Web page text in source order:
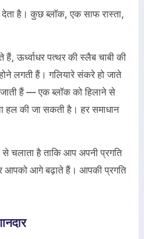
है। कुछ ब्लॉक, एक साफ रास्ता,
पत्थर की स्लैब चाबी की
लगती हैं। गलियारे संकरे हो जाते
हैं — एक ब्लॉक को हिलाने से
हल की जा सकती है। हर समाधान
चलाता है ताकि आप अपनी प्रगति
आपको आगे बढ़ाते हैं। आपकी प्रगति